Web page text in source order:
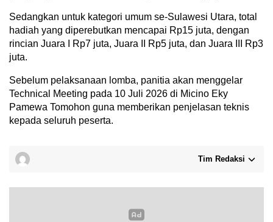
Sedangkan untuk kategori umum se-Sulawesi Utara, total
hadiah yang diperebutkan mencapai Rp15 juta, dengan
rincian Juara I Rp7 juta, Juara II Rp5 juta, dan Juara III Rp3
juta.
Sebelum pelaksanaan lomba, panitia akan menggelar
Technical Meeting pada 10 Juli 2026 di Micino Eky
Pamewa Tomohon guna memberikan penjelasan teknis
kepada seluruh peserta.
Tim Redaksi